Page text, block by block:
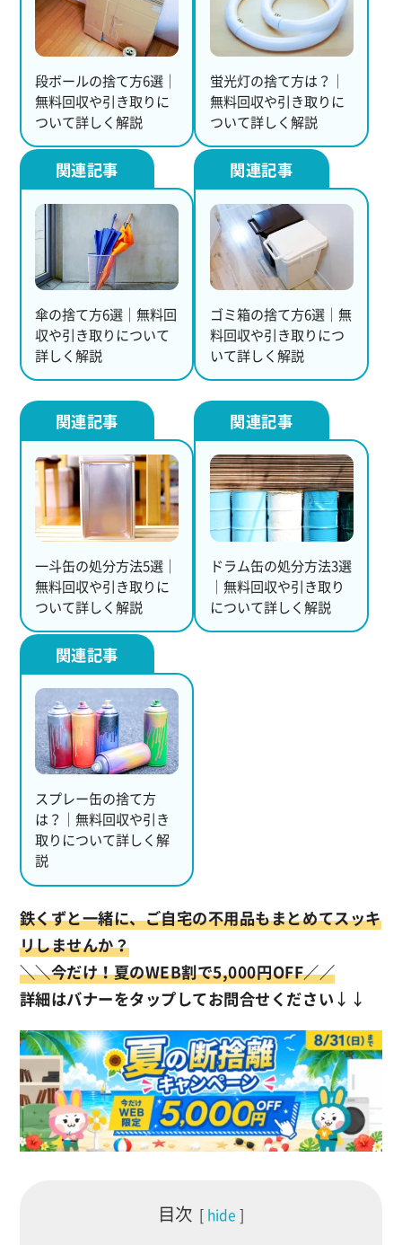
段ボールの捨て方6選｜
無料回収や引き取りに
ついて詳しく解説
蛍光灯の捨て方は？｜
無料回収や引き取りに
ついて詳しく解説
傘の捨て方6選｜無料回
収や引き取りについて
詳しく解説
ゴミ箱の捨て方6選｜無
料回収や引き取りにつ
いて詳しく解説
一斗缶の処分方法5選｜
無料回収や引き取りに
ついて詳しく解説
ドラム缶の処分方法3選
｜無料回収や引き取り
について詳しく解説
スプレー缶の捨て方
は？｜無料回収や引き
取りについて詳しく解
説
鉄くずと一緒に、ご自宅の不用品もまとめてスッキ
リしませんか？
＼＼今だけ！夏のWEB割で5,000円OFF／／
詳細はバナーをタップしてお問合せください↓↓
目次 hide